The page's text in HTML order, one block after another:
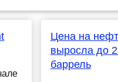
Цена на
выросла до
баррель